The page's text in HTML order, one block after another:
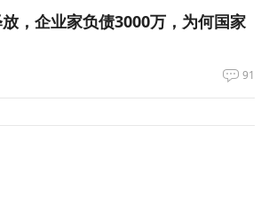
，企业家负债3000万，为何国家
91